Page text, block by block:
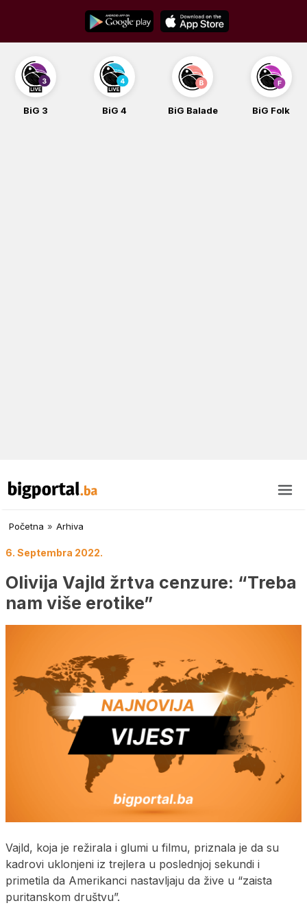
content
BiG 3 BiG 4 BiG Balade BiG Folk
Početna » Arhiva
6. Septembra 2022.
Olivija Vajld žrtva cenzure: “Treba
nam više erotike”
Vajld, koja je režirala i glumi u filmu, priznala je da su
kadrovi uklonjeni iz trejlera u poslednjoj sekundi i
primetila da Amerikanci nastavljaju da žive u “zaista
puritanskom društvu”.